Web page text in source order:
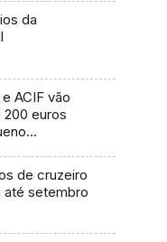
da
ACIF vão
euros
de cruzeiro
até setembro